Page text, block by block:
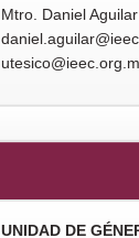
Mtro. Daniel
UNIDAD DE